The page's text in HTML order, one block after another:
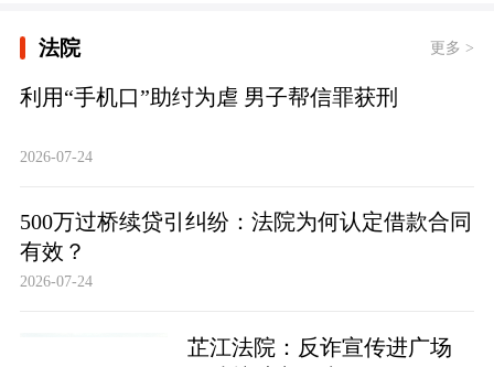
法院 更多 >
利用“手机口”助纣为虐 男子帮信罪获刑
2026-07-24
500万过桥续贷引纠纷：法院为何认定借款合同
有效？
2026-07-24
芷江法院：反诈宣传进广场